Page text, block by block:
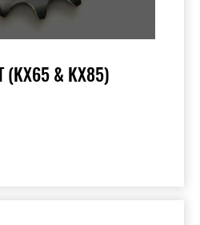
(KX65 & KX85)